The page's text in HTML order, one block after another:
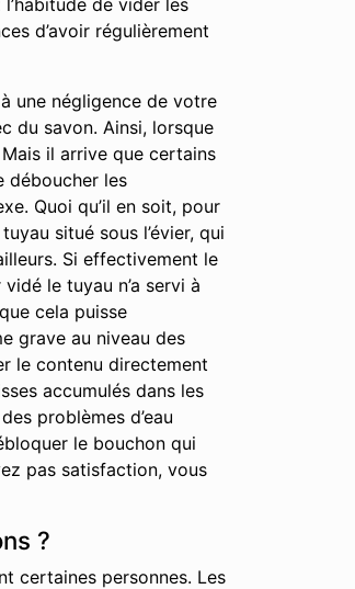
de vider les
d’avoir régulièrement
une négligence de votre
du savon. Ainsi, lorsque
Mais il arrive que certains
déboucher les
Quoi qu’il en soit, pour
situé sous l’évier, qui
Si effectivement le
le tuyau n’a servi à
cela puisse
grave au niveau des
le contenu directement
accumulés dans les
problèmes d’eau
le bouchon qui
pas satisfaction, vous
?
certaines personnes. Les